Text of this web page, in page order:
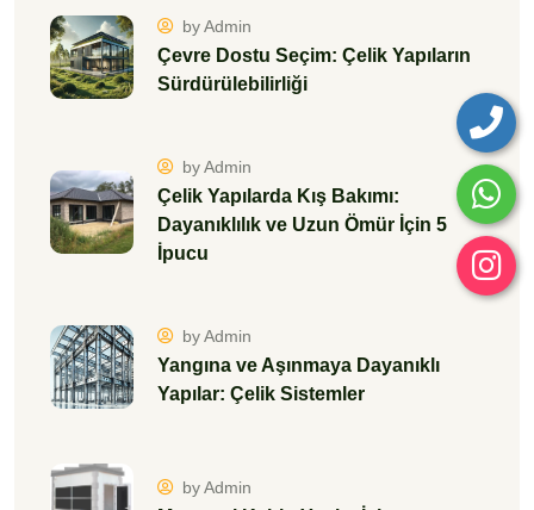
by Admin
Çevre Dostu Seçim: Çelik Yapıların
Sürdürülebilirliği
by Admin
Çelik Yapılarda Kış Bakımı:
Dayanıklılık ve Uzun Ömür İçin 5
İpucu
by Admin
Yangına ve Aşınmaya Dayanıklı
Yapılar: Çelik Sistemler
by Admin